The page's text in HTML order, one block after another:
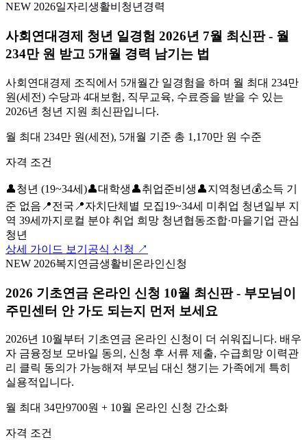
NEW 2026일자리 생활비 청년경력
사회연대경제 청년 일경험 2026년 7월 최신판 - 월
234만 원 받고 5개월 경력 남기는 법
사회연대경제 조직에서 5개월간 일경험을 하며 월 최대 234만
원(세전) 수당과 4대보험, 직무교육, 수료증을 받을 수 있는
2026년 청년 지원 최신판입니다.
월 최대 234만 원(세전), 5개월 기준 총 1,170만 원 수준
자격 조건
👤청년 (19~34세)👤대학생 👤취업준비생 👤지역청년 💰소득 기
준 없음 📍전국 📍자치단체별 모집19~34세 미취업 청년 일부 지
역 39세까지 로컬 분야 취업 희망 청년 협동조합·마을기업 관심
청년
상세 가이드 보기 공식 신청 ↗
NEW 2026복지 연금생활비 온라인신청
2026 기초연금 온라인 신청 10월 최신판 - 부모님이
주민센터 안 가도 되는지 먼저 보세요
2026년 10월부터 기초연금 온라인 신청이 더 쉬워집니다. 배우
자 금융정보 모바일 동의, 신청 후 서류 제출, 수급희망 이력관
리 클릭 동의가 가능해져 부모님 대신 챙기는 가족에게 특히
실용적입니다.
월 최대 34만9700원 + 10월 온라인 신청 간소화
자격 조건